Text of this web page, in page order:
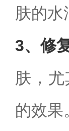
肤的水
3、修
肤，
的效果